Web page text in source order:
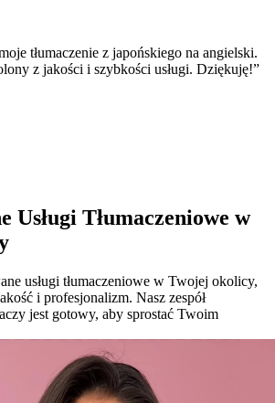
tłumaczenie z japońskiego na angielski.
z jakości i szybkości usługi. Dziękuję!”
Usługi Tłumaczeniowe w
usługi tłumaczeniowe w Twojej okolicy,
i profesjonalizm. Nasz zespół
jest gotowy, aby sprostać Twoim